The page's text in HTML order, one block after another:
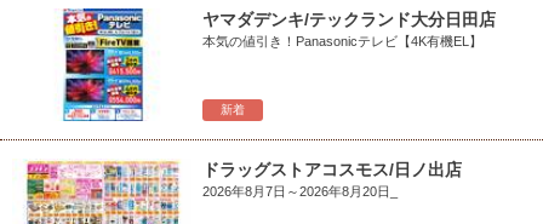
新着
ヤマダデンキ/テックランド大分日田店
本気の値引き！Panasonicテレビ【4K有機EL】
ドラッグストアコスモス/日ノ出店
2026年8月7日～2026年8月20日_